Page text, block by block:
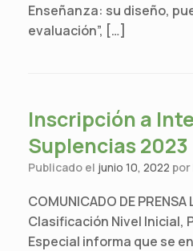
Enseñanza: su diseño,
evaluación”, […]
Inscripción a
Suplencias
Publicado el junio 10, 2022 por
COMUNICADO DE
Clasificación Nivel Inicial,
Especial informa que se